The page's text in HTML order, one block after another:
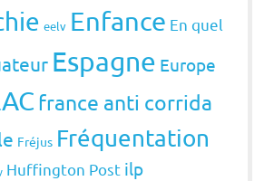
eelv Enfance En quel
Espagne Europe
france anti corrida
Fréjus Fréquentation
Huffington Post ilp